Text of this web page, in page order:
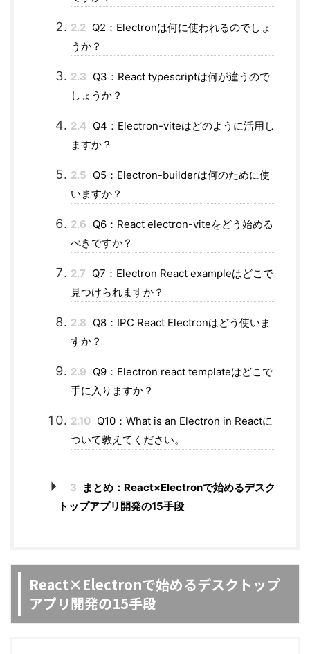
2.2 Q2：Electronは何に使われるのでしょ
うか？
2.3 Q3：React typescriptは何が違うので
しょうか？
2.4 Q4：Electron-viteはどのように活用し
ますか？
2.5 Q5：Electron-builderは何のために使
いますか？
2.6 Q6：React electron-viteをどう始める
べきですか？
2.7 Q7：Electron React exampleはどこで
見つけられますか？
2.8 Q8：IPC React Electronはどう使いま
すか？
2.9 Q9：Electron react templateはどこで
手に入りますか？
2.10 Q10：What is an Electron in Reactに
ついて教えてください。
3 まとめ：React×Electronで始めるデスク
トップアプリ開発の15手段
React×Electronで始めるデスクトップ
アプリ開発の15手段